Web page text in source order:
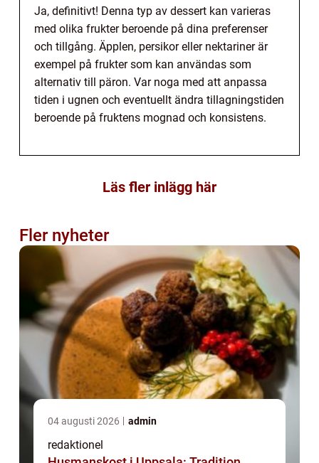
Ja, definitivt! Denna typ av dessert kan varieras
med olika frukter beroende på dina preferenser
och tillgång. Äpplen, persikor eller nektariner är
exempel på frukter som kan användas som
alternativ till päron. Var noga med att anpassa
tiden i ugnen och eventuellt ändra tillagningstiden
beroende på fruktens mognad och konsistens.
Läs fler inlägg här
Fler nyheter
04 augusti 2026 admin
redaktionel